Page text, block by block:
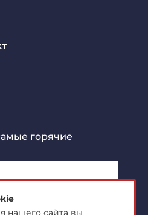
горячие
нашего сайта вы